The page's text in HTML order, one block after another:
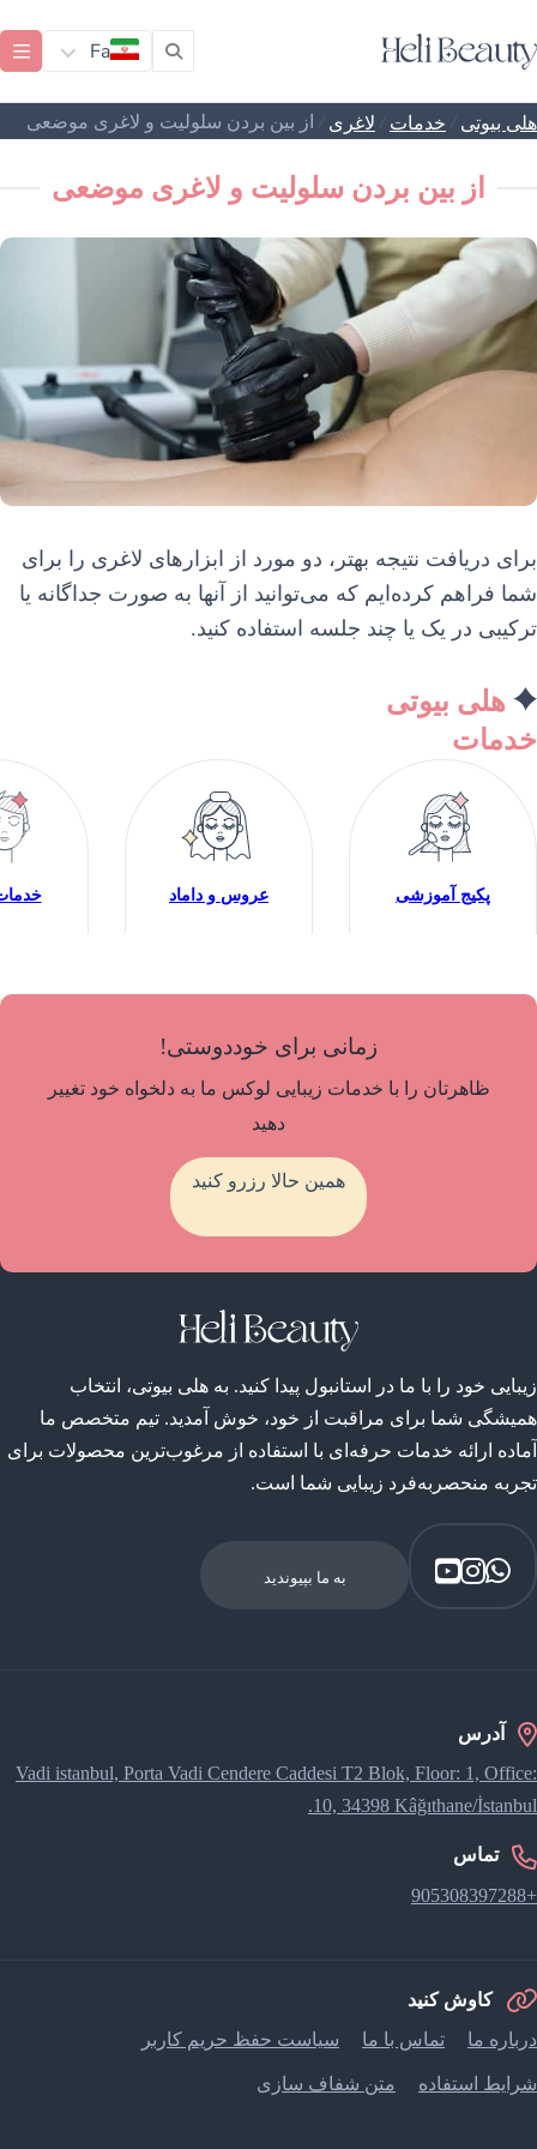
Fa
هلی بیوتی / خدمات / لاغری / از بین بردن سلولیت و لاغری موضعی
از بین بردن سلولیت و لاغری موضعی
برای دریافت نتیجه بهتر، دو مورد از ابزارهای لاغری را برای
شما فراهم کرده‌ایم که می‌توانید از آنها به صورت جداگانه یا
ترکیبی در یک یا چند جلسه استفاده کنید.
هلی بیوتی
خدمات
پکیج آموزشی عروس و داماد
زمانی برای خوددوستی!
ظاهرتان را با خدمات زیبایی لوکس ما به دلخواه خود تغییر
دهید
همین حالا رزرو کنید
زیبایی خود را با ما در استانبول پیدا کنید. به هلی بیوتی، انتخاب
همیشگی شما برای مراقبت از خود، خوش آمدید. تیم متخصص ما
آماده ارائه خدمات حرفه‌ای با استفاده از مرغوب‌ترین محصولات برای
تجربه منحصربه‌فرد زیبایی شما است.
به ما بپیوندید
آدرس
Vadi istanbul, Porta Vadi Cendere Caddesi​ T2 Blok, Floor: 1, Office:
10, 34398 Kâğıthane/İstanbul.
تماس
+905308397288
کاوش کنید
درباره ما
تماس با ما سیاست حفظ حریم کاربر
شرایط استفاده متن شفاف سازی